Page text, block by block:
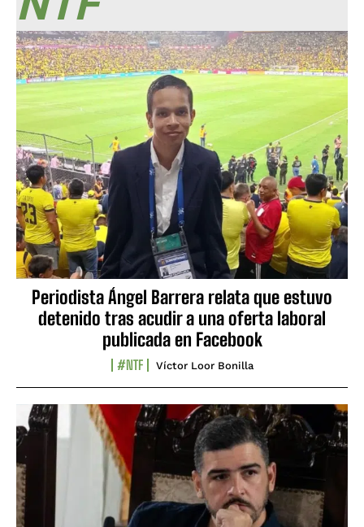
Periodista Ángel Barrera relata que estuvo
detenido tras acudir a una oferta laboral
publicada en Facebook
#NTF Víctor Loor Bonilla